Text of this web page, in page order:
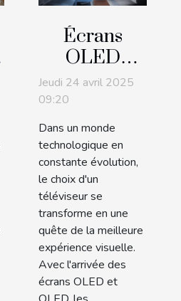
Écrans
OLED
versus
QLED
quelles
technologies
pour les
téléviseurs
de demain
Jeudi 24 avril 2025
09:20
Dans un monde
technologique en
constante évolution,
le choix d'un
téléviseur se
transforme en une
quête de la meilleure
expérience visuelle.
Avec l'arrivée des
écrans OLED et